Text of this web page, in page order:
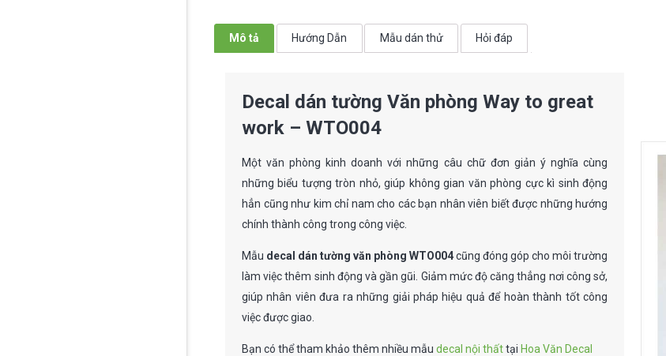
Mô tả Hướng Dẫn Mẫu dán thử Hỏi đáp
Decal dán tường Văn phòng Way to great
work – WTO004
Một văn phòng kinh doanh với những câu chữ đơn giản ý nghĩa cùng
những biểu tượng tròn nhỏ, giúp không gian văn phòng cực kì sinh động
hẳn cũng như kim chỉ nam cho các bạn nhân viên biết được những hướng
chính thành công trong công việc.
Mẫu decal dán tường văn phòng WTO004cũng đóng góp cho môi trường
làm việc thêm sinh động và gần gũi. Giảm mức độ căng thẳng nơi công sở,
giúp nhân viên đưa ra những giải pháp hiệu quả để hoàn thành tốt công
việc được giao.
Bạn có thể tham khảo thêm nhiều mẫu decal nội thấttại Hoa Văn Decal